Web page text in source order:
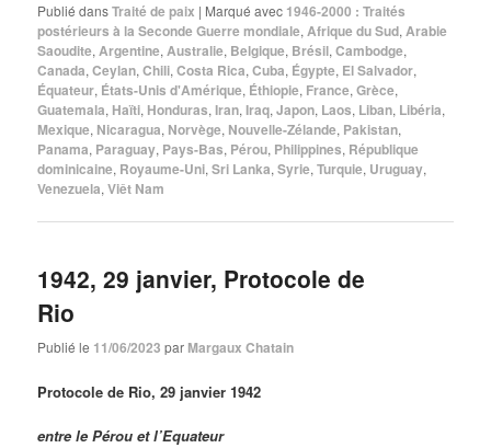
Publié dansTraité de paix | Marqué avec 1946-2000 : Traités
postérieurs à la Seconde Guerre mondiale, Afrique du Sud, Arabie
Saoudite, Argentine, Australie, Belgique, Brésil,Cambodge,
Canada,Ceylan,Chili,Costa Rica,Cuba, Égypte, El Salvador,
Équateur, États-Unis d'Amérique, Éthiopie, France,Grèce,
Guatemala, Haïti, Honduras, Iran, Iraq,Japon, Laos, Liban, Libéria,
Mexique, Nicaragua, Norvège, Nouvelle-Zélande, Pakistan,
Panama, Paraguay, Pays-Bas, Pérou, Philippines, République
dominicaine, Royaume-Uni,Sri Lanka,Syrie,Turquie, Uruguay,
Venezuela,Viêt Nam
1942, 29 janvier, Protocole de
Rio
Publié le 11/06/2023 par Margaux Chatain
Protocole de Rio, 29 janvier 1942
entre le Pérou et l’Equateur